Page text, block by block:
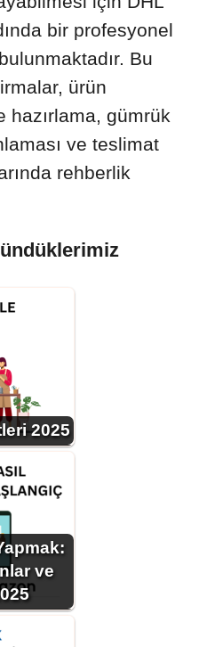
bir profesyonel
Bu
ürün
hazırlama, gümrük
ve teslimat
rehberlik
2025
ve